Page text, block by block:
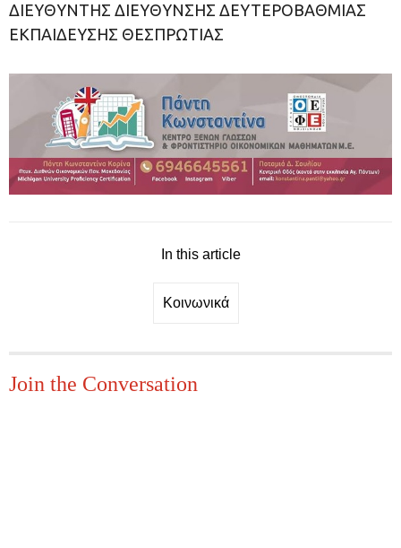
ΔΙΕΥΘΥΝΤΗΣ ΔΙΕΥΘΥΝΣΗΣ ΔΕΥΤΕΡΟΒΑΘΜΙΑΣ
ΕΚΠΑΙΔΕΥΣΗΣ ΘΕΣΠΡΩΤΙΑΣ
In this article
Κοινωνικά
Join the Conversation